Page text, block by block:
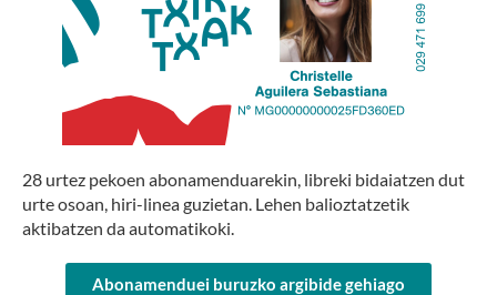
28 urtez pekoen abonamenduarekin, libreki bidaiatzen dut
urte osoan, hiri-linea guzietan. Lehen balioztatzetik
aktibatzen da automatikoki.
Abonamenduei buruzko argibide gehiago